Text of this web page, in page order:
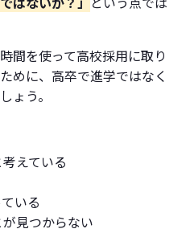
間を使って高校採用に取り
めに、高卒で進学ではなく
ょう。
えている
いる
見つからない